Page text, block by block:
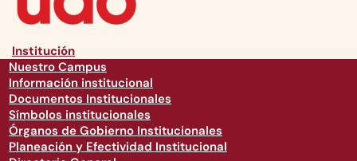
Institución
Nuestro Campus
Información institucional
Documentos Institucionales
Símbolos institucionales
Órganos de Gobierno Institucionales
Planeación y Efectividad Institucional